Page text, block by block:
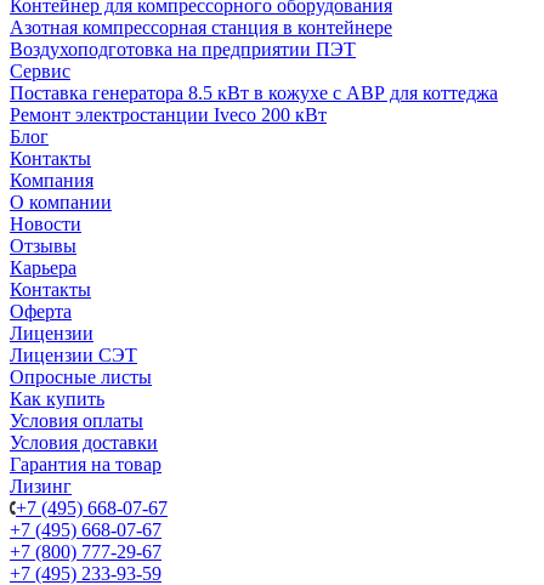
Контейнер для компрессорного оборудования
Азотная компрессорная станция в контейнере
Воздухоподготовка на предприятии ПЭТ
Сервис
Поставка генератора 8.5 кВт в кожухе с АВР для коттеджа
Ремонт электростанции Iveco 200 кВт
Блог
Контакты
Компания
О компании
Новости
Отзывы
Карьера
Контакты
Оферта
Лицензии
Лицензии СЭТ
Опросные листы
Как купить
Условия оплаты
Условия доставки
Гарантия на товар
Лизинг
+7 (495) 668-07-67
+7 (495) 668-07-67
+7 (800) 777-29-67
+7 (495) 233-93-59